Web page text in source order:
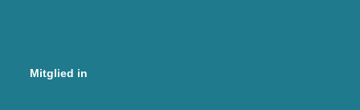
Mitglied in